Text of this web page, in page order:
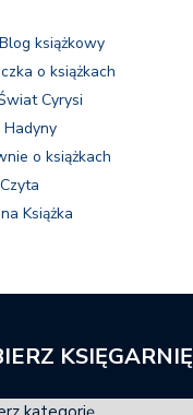
książkowy
o książkach
Cyrysi
Hadyny
o książkach
Książka
KSIĘGARNIĘ